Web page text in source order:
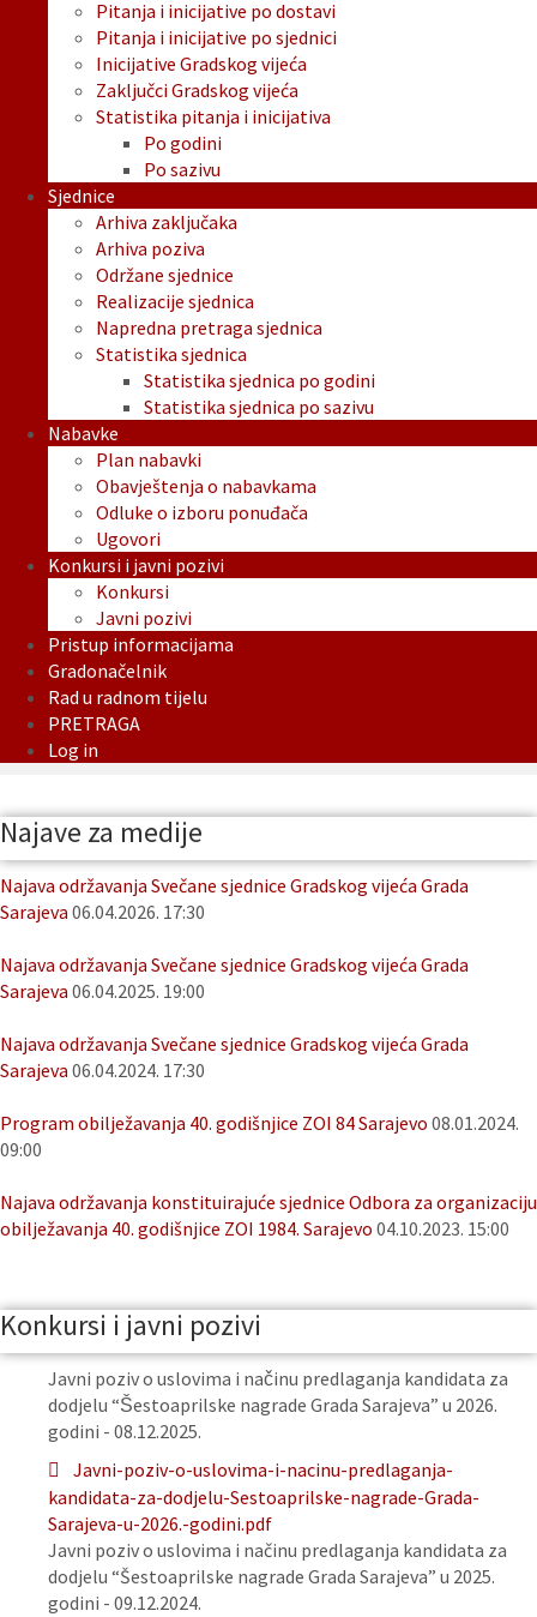
Pitanja i inicijative po dostavi
Pitanja i inicijative po sjednici
Inicijative Gradskog vijeća
Zaključci Gradskog vijeća
Statistika pitanja i inicijativa
Po godini
Po sazivu
Sjednice
Arhiva zaključaka
Arhiva poziva
Održane sjednice
Realizacije sjednica
Napredna pretraga sjednica
Statistika sjednica
Statistika sjednica po godini
Statistika sjednica po sazivu
Nabavke
Plan nabavki
Obavještenja o nabavkama
Odluke o izboru ponuđača
Ugovori
Konkursi i javni pozivi
Konkursi
Javni pozivi
Pristup informacijama
Gradonačelnik
Rad u radnom tijelu
PRETRAGA
Log in
Najave za medije
Najava održavanja Svečane sjednice Gradskog vijeća Grada
Sarajeva 06.04.2026. 17:30
Najava održavanja Svečane sjednice Gradskog vijeća Grada
Sarajeva 06.04.2025. 19:00
Najava održavanja Svečane sjednice Gradskog vijeća Grada
Sarajeva 06.04.2024. 17:30
Program obilježavanja 40. godišnjice ZOI 84 Sarajevo 08.01.2024.
09:00
Najava održavanja konstituirajuće sjednice Odbora za organizaciju
obilježavanja 40. godišnjice ZOI 1984. Sarajevo 04.10.2023. 15:00
Konkursi i javni pozivi
Javni poziv o uslovima i načinu predlaganja kandidata za
dodjelu “Šestoaprilske nagrade Grada Sarajeva” u 2026.
godini - 08.12.2025.
Javni-poziv-o-uslovima-i-nacinu-predlaganja-
kandidata-za-dodjelu-Sestoaprilske-nagrade-Grada-
Sarajeva-u-2026.-godini.pdf
Javni poziv o uslovima i načinu predlaganja kandidata za
dodjelu “Šestoaprilske nagrade Grada Sarajeva” u 2025.
godini - 09.12.2024.